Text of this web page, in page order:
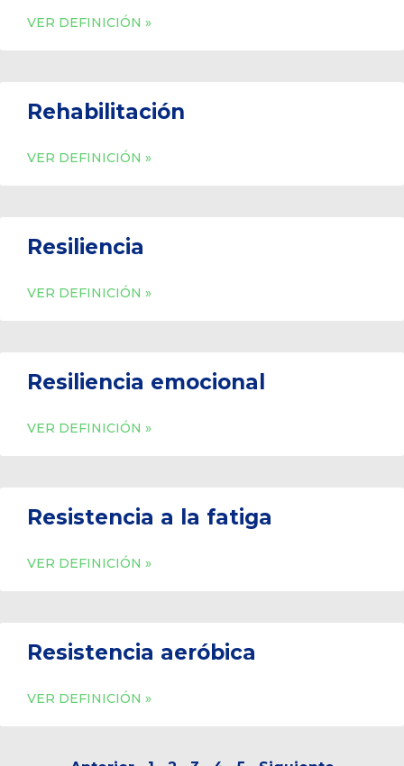
VER DEFINICIÓN »
Rehabilitación
VER DEFINICIÓN »
Resiliencia
VER DEFINICIÓN »
Resiliencia emocional
VER DEFINICIÓN »
Resistencia a la fatiga
VER DEFINICIÓN »
Resistencia aeróbica
VER DEFINICIÓN »